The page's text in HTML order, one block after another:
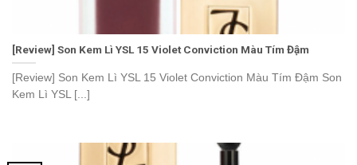
[Review] Son Kem Lì YSL 15 Violet Conviction Màu Tím Đậm
[Review] Son Kem Lì YSL 15 Violet Conviction Màu Tím Đậm Son
Kem Lì YSL [...]